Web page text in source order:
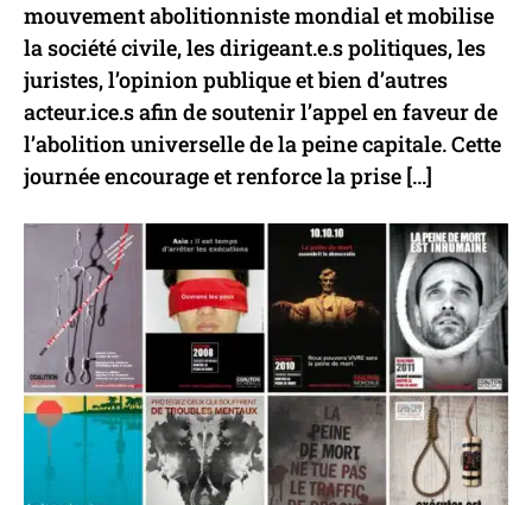
mouvement abolitionniste mondial et mobilise
la société civile, les dirigeant.e.s politiques, les
juristes, l’opinion publique et bien d’autres
acteur.ice.s afin de soutenir l’appel en faveur de
l’abolition universelle de la peine capitale. Cette
journée encourage et renforce la prise […]